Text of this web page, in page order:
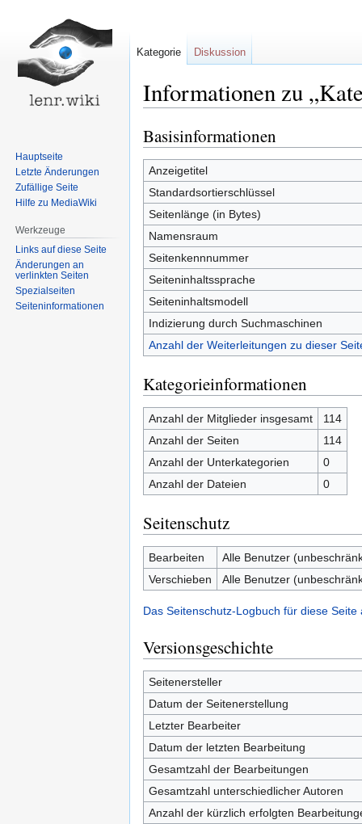
Informationen zu
Zur
Navigation
springen
Zur
Suche
springen
Basisinformationen
Anzeigetitel
Standardsortierschlüssel
Seitenlänge (in Bytes)
Namensraum
Seitenkennnummer
Seiteninhaltssprache
Seiteninhaltsmodell
Indizierung durch Suchmaschinen
Anzahl der Weiterleitungen zu dieser
Kategorieinformationen
Anzahl der Mitglieder insgesamt
114
Anzahl der Seiten
114
Anzahl der Unterkategorien
0
Anzahl der Dateien
0
Seitenschutz
Bearbeiten
Alle Benutzer
Verschieben
Alle Benutzer
Das Seitenschutz-Logbuch für diese Seite
Versionsgeschichte
Seitenersteller
Datum der Seitenerstellung
Letzter Bearbeiter
Datum der letzten Bearbeitung
Gesamtzahl der Bearbeitungen
Gesamtzahl unterschiedlicher Autoren
Anzahl der kürzlich erfolgten
Kategorie Diskussion
Hauptseite
Letzte Änderungen
Zufällige Seite
Hilfe zu MediaWiki
Werkzeuge
Links auf diese Seite
Änderungen an
verlinkten Seiten
Spezialseiten
Seiten­informationen